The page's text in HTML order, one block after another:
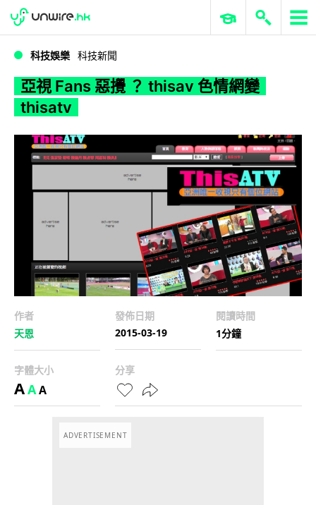
亞視 Fans 惡攪 ？ thisav 色情網變 thisatv
WWDC 2026 ERP 與商業 AI
科技娛樂 科技新聞
亞視 Fans 惡攪 ？ thisav 色情網變
thisatv
作者
天恩
發佈日期
2015-03-19
閱讀時間
1分鐘
字體大小
AAA
分享
ADVERTISEMENT